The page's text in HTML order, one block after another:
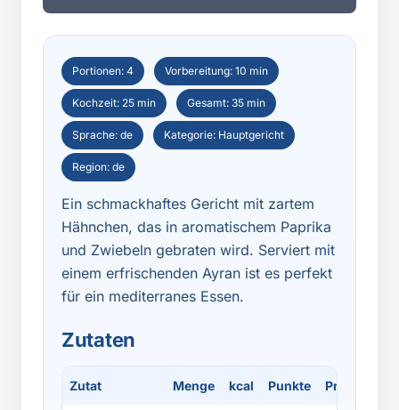
Portionen: 4 Vorbereitung: 10 min
Kochzeit: 25 min Gesamt: 35 min
Sprache: de Kategorie: Hauptgericht
Region: de
Ein schmackhaftes Gericht mit zartem
Hähnchen, das in aromatischem Paprika
und Zwiebeln gebraten wird. Serviert mit
einem erfrischenden Ayran ist es perfekt
für ein mediterranes Essen.
Zutaten
Zutat Menge kcal Punkte Protein